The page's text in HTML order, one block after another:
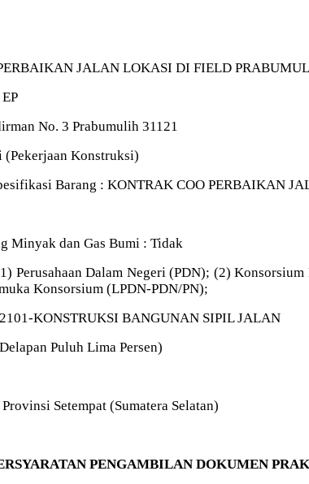
JALAN LOKASI DI FIELD
No. 3 Prabumulih 31121
(Pekerjaan Konstruksi)
Barang : KONTRAK COO PERBAIKAN
Minyak dan Gas Bumi : Tidak
Perusahaan Dalam Negeri (PDN); (2)
Konsorsium (LPDN-PDN/PN);
KONSTRUKSI BANGUNAN SIPIL JALAN
Puluh Lima Persen)
Setempat (Sumatera Selatan)
PENGAMBILAN DOKUMEN